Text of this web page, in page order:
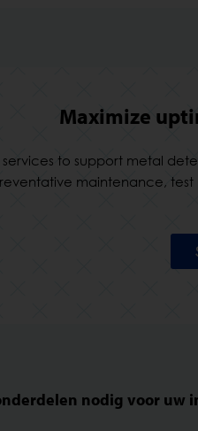
Maximize
services to support metal
maintenance,
nodig voor uw